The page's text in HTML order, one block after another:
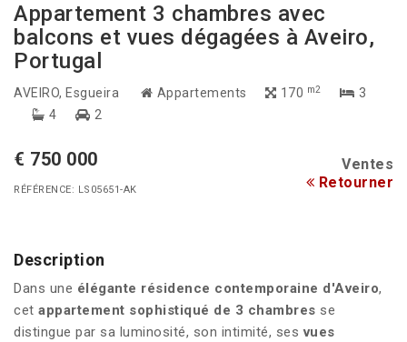
Appartement 3 chambres avec
balcons et vues dégagées à Aveiro,
Portugal
AVEIRO, Esgueira Appartements 170 m2
3
4
2
€ 750 000 Ventes
RÉFÉRENCE: LS05651-AK Retourner
Description
Dans une élégante résidence contemporaine d'Aveiro,
cet appartement sophistiqué de 3 chambres se
distingue par sa luminosité, son intimité, sesvues